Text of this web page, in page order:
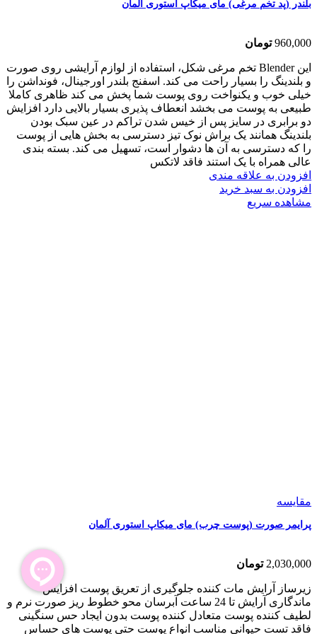
بلندر (پد تخم مرغی) مای میکاپ استوری آلمان
960,000 تومان
این Blender تخم مرغی شکل، استفاده از لوازم آرایشی روی صورت
و بلندینگ را بسیار راحت می کند. اسفنج بلندر اورجینال، فونداشن را
خیلی خوب و یکنواخت روی پوست شما پخش می کند ظاهری کاملا
طبیعی به پوست می بخشد انعطاف پذیری بسیار بالایی دارد افزایش
دو برابری در سایز پس از خیس شدن تراکم در عین سبک بودن
بلندینگ همانند یک براش نوک تیز دسترسی به بخش هایی از پوست
را که دسترسی به آن ها دشوار است، تسهیل می کند. بسته بندی
عالی همراه با یک استند فاقد لاتکس
افزودن به علاقه مندی
افزودن به سبد خرید
مشاهده سریع
مقایسه
پرایمر صورت (پوست چرب) مای میکاپ استوری آلمان
2,030,000 تومان
زیرساز آرایش مات کننده جلوگیری از تعریق پوست افزایش
ماندگاری آرایش تا 24 ساعت آبرسان محو خطوط ریز صورت نرم و
لطیف کننده پوست متعادل کننده پوست بدون ایجاد حس سنگینی
فاقد تست حیوانی مناسب انواع پوست حتی پوست های حساس